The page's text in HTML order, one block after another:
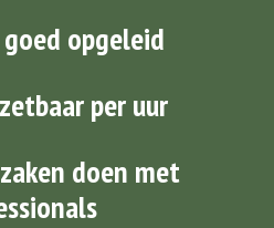
opgeleid
per uur
doen met